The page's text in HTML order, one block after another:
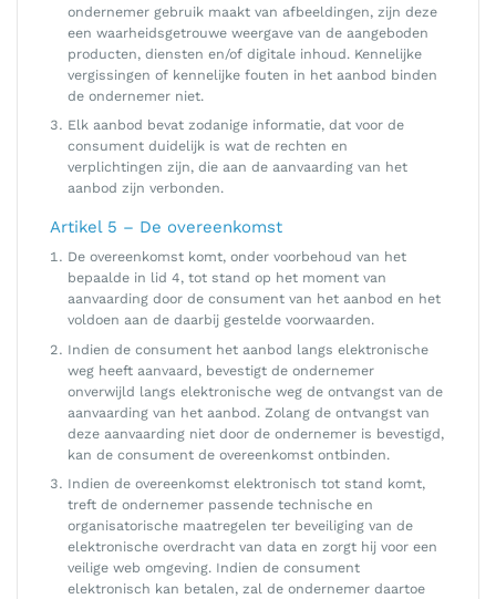
ondernemer gebruik maakt van afbeeldingen, zijn deze
een waarheidsgetrouwe weergave van de aangeboden
producten, diensten en/of digitale inhoud. Kennelijke
vergissingen of kennelijke fouten in het aanbod binden
de ondernemer niet.
Elk aanbod bevat zodanige informatie, dat voor de
consument duidelijk is wat de rechten en
verplichtingen zijn, die aan de aanvaarding van het
aanbod zijn verbonden.
Artikel 5 – De overeenkomst
De overeenkomst komt, onder voorbehoud van het
bepaalde in lid 4, tot stand op het moment van
aanvaarding door de consument van het aanbod en het
voldoen aan de daarbij gestelde voorwaarden.
Indien de consument het aanbod langs elektronische
weg heeft aanvaard, bevestigt de ondernemer
onverwijld langs elektronische weg de ontvangst van de
aanvaarding van het aanbod. Zolang de ontvangst van
deze aanvaarding niet door de ondernemer is bevestigd,
kan de consument de overeenkomst ontbinden.
Indien de overeenkomst elektronisch tot stand komt,
treft de ondernemer passende technische en
organisatorische maatregelen ter beveiliging van de
elektronische overdracht van data en zorgt hij voor een
veilige web omgeving. Indien de consument
elektronisch kan betalen, zal de ondernemer daartoe